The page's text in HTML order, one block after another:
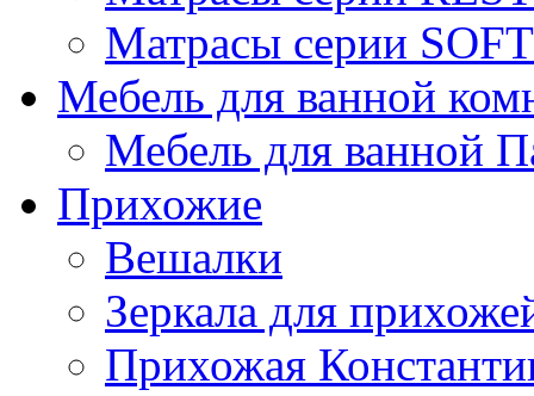
Матрасы серии SOFT
Мебель для ванной
Мебель для ванной
Прихожие
Вешалки
Зеркала для
Прихожая